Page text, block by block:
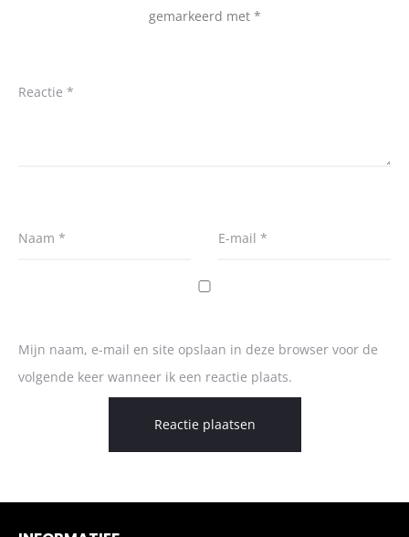
gemarkeerd met *
Reactie *
Naam * E-mail *
Mijn naam, e-mail en site opslaan in deze browser voor de
volgende keer wanneer ik een reactie plaats.